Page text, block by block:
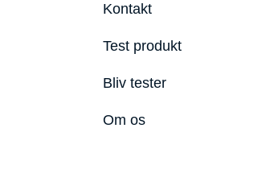
Kontakt
Test produkt
Bliv tester
Om os